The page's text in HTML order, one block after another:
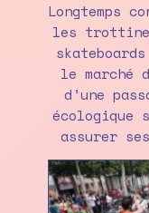
Longtemps
les
le
d’une
écologique
assurer